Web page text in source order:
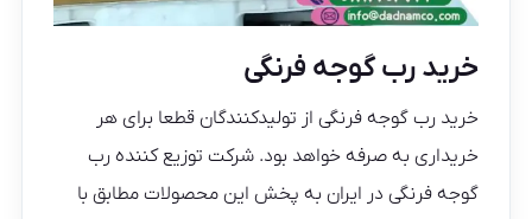
خرید رب گوجه فرنگی
خرید رب گوجه فرنگی از تولیدکنندگان قطعا برای هر
خریداری به صرفه خواهد بود. شرکت توزیع کننده رب
گوجه فرنگی در ایران به پخش این محصولات مطابق با